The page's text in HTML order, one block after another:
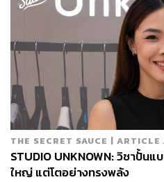
TAGS: Northern Ireland งานวิ่ง
The King
มิตรภาพ นั
นักวิ่ง
THE SECRET SAUCE | ARTICLE
STUDIO UNKNOWN: วิชาปั้น
ใหญ่ แต่โตอย่างทรงพลัง